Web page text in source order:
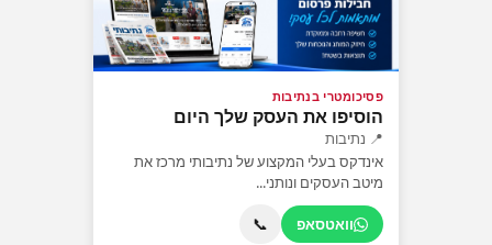
פסיכומטרי בנתיבות
הוסיפו את העסק שלך היום
📍 נתיבות
אינדקס בעלי המקצוע של נתיבותי מרכז את
מיטב העסקים ונותני...
וואטסאפ 📞